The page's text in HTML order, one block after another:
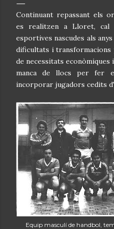
Continuant repassant els
es realitzen a Lloret,
esportives nascudes als
dificultats i
de necessitats
manca de llocs per fer
incorporar jugadors cedits
Equip masculí de handbol,